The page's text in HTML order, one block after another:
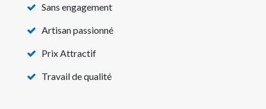
Sans engagement
Artisan passionné
Prix Attractif
Travail de qualité